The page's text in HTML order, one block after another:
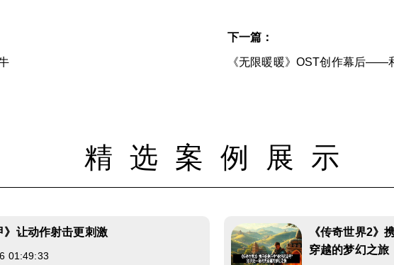
下一篇：
《无限暖暖》OST创作幕后——
精选案例展示
》让动作射击更刺激
01:49:33
《传奇世界2》
穿越的梦幻之旅